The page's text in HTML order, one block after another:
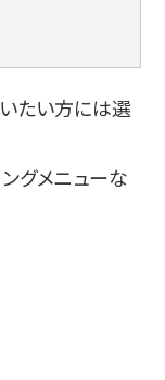
たい方には選
グメニューな